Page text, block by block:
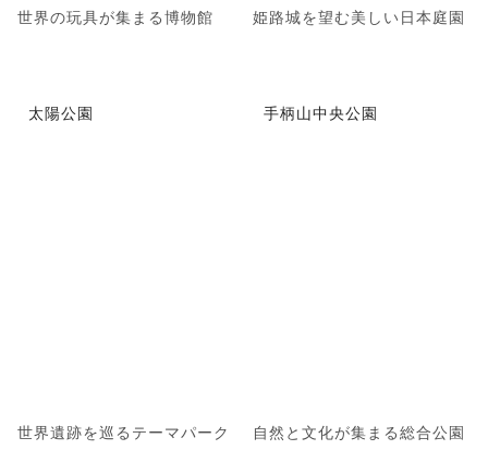
世界の玩具が集まる博物館 姫路城を望む美しい日本庭園
太陽公園
世界遺跡を巡るテーマパーク
手柄山中央公園
自然と文化が集まる総合公園